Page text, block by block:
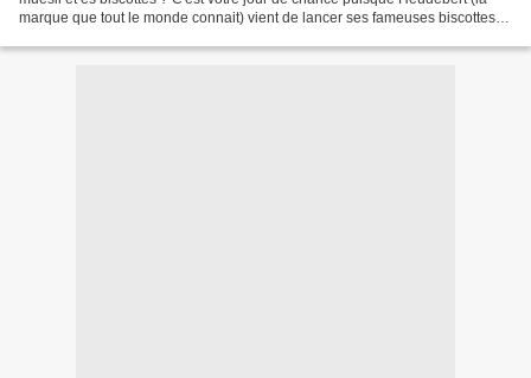
marque que tout le monde connait) vient de lancer ses fameuses biscottes